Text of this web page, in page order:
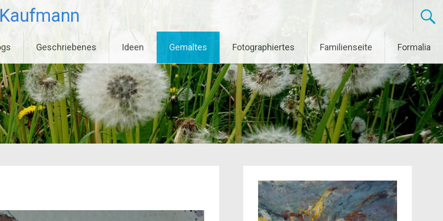
Geschriebenes Ideen Gemaltes Fotographiertes Familienseite Formalia